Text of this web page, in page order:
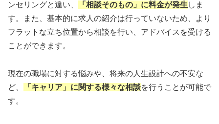
ンセリングと違い、
「相談そのもの」に料金が発生しま
す。また、基本的に求人の紹介は行っていないため、より
フラットな立ち位置から相談を行い、アドバイスを受ける
ことができます。
現在の職場に対する悩みや、将来の人生設計への不安な
ど、
「キャリア」に関する様々な相談を行うことが可能で
す。